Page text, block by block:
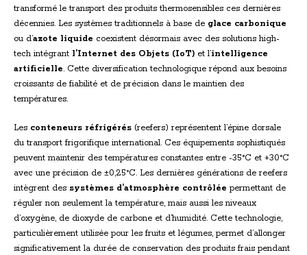
transformé le transport des produits thermosensibles ces dernières
décennies. Les systèmes traditionnels à base de glace carbonique
ou d’azote liquide coexistent désormais avec des solutions high-
tech intégrant l’Internet des Objets (IoT) et l’intelligence
artificielle. Cette diversification technologique répond aux besoins
croissants de fiabilité et de précision dans le maintien des
températures.
Les conteneurs réfrigérés (reefers) représentent l’épine dorsale
du transport frigorifique international. Ces équipements sophistiqués
peuvent maintenir des températures constantes entre -35°C et +30°C
avec une précision de ±0,25°C. Les dernières générations de reefers
intègrent des systèmes d’atmosphère contrôlée permettant de
réguler non seulement la température, mais aussi les niveaux
d’oxygène, de dioxyde de carbone et d’humidité. Cette technologie,
particulièrement utilisée pour les fruits et légumes, permet d’allonger
significativement la durée de conservation des produits frais pendant